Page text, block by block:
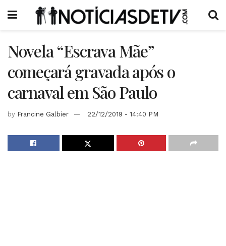
Novela “Escrava Mãe”
começará gravada após o
carnaval em São Paulo
by Francine Galbier 22/12/2019 - 14:40 PM